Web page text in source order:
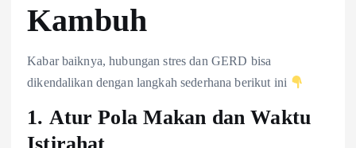
Kambuh
Kabar baiknya, hubungan stres dan GERD bisa
dikendalikan dengan langkah sederhana berikut ini
1. Atur Pola Makan dan Waktu